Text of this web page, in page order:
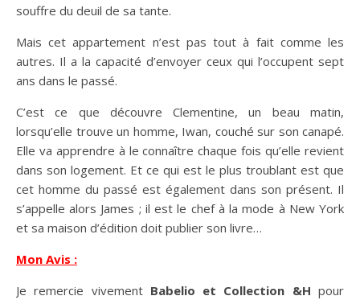
souffre du deuil de sa tante.
Mais cet appartement n’est pas tout à fait comme les
autres. Il a la capacité d’envoyer ceux qui l’occupent sept
ans dans le passé.
C’est ce que découvre Clementine, un beau matin,
lorsqu’elle trouve un homme, Iwan, couché sur son canapé.
Elle va apprendre à le connaître chaque fois qu’elle revient
dans son logement. Et ce qui est le plus troublant est que
cet homme du passé est également dans son présent. Il
s’appelle alors James ; il est le chef à la mode à New York
et sa maison d’édition doit publier son livre…
Mon Avis :
Je remercie vivement Babelio et Collection &H pour